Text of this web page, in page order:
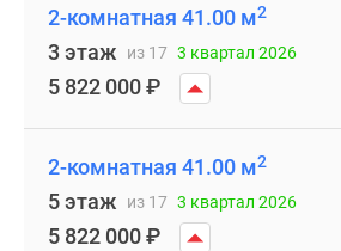
2-комнатная 41.00 м2
3 этаж из 17 3 квартал 2026
5 822 000₽
2-комнатная 41.00 м2
5 этаж из 17 3 квартал 2026
5 822 000₽